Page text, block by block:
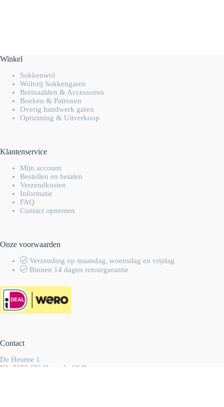
Winkel
Sokkenwol
Wolvrij Sokkengaren
Breinaalden & Accessoires
Boeken & Patronen
Overig handwerk garen
Opruiming & Uitverkoop
Klantenservice
Mijn account
Bestellen en betalen
Verzendkosten
Informatie
FAQ
Contact opnemen
Onze voorwaarden
Verzending op maandag, woensdag en vrijdag
Binnen 14 dagen retourgarantie
Contact
De Heurne 1
NL-7255 CK Hengelo GLD